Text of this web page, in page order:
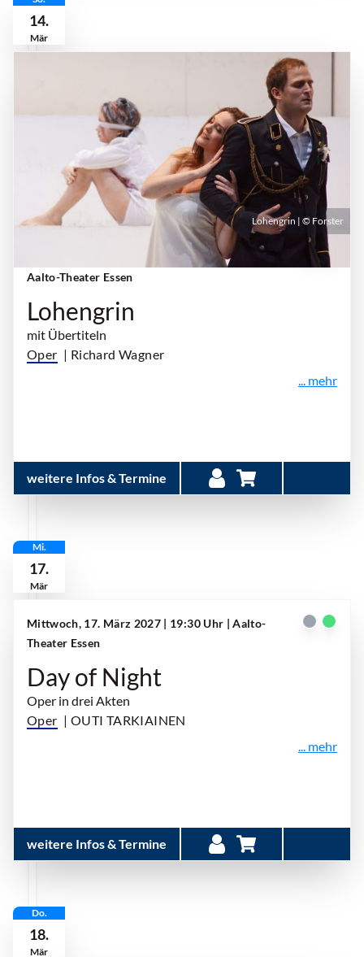
14.
Mär
Sonntag, 14. März 2027 | 18:00 Uhr - 22:30 Uhr
Aalto-Theater Essen
Lohengrin
mit Übertiteln
Oper | Richard Wagner
... mehr
weitere Infos & Termine
Lohengrin | © Forster
Mi.
17.
Mär
Mittwoch, 17. März 2027 | 19:30 Uhr | Aalto-
Theater Essen
Day of Night
Oper in drei Akten
Oper | OUTI TARKIAINEN
... mehr
weitere Infos & Termine
Do.
18.
Mär